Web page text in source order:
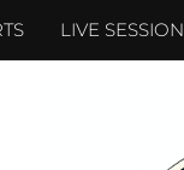
LIVE